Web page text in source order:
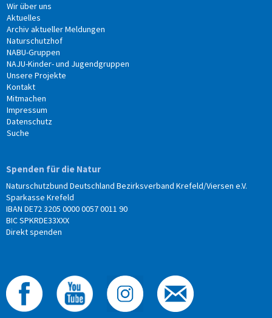
Wir über uns
Aktuelles
Archiv aktueller Meldungen
Naturschutzhof
NABU-Gruppen
NAJU-Kinder- und Jugendgruppen
Unsere Projekte
Kontakt
Mitmachen
Impressum
Datenschutz
Suche
Spenden für die Natur
Naturschutzbund Deutschland Bezirksverband Krefeld/Viersen e.V.
Sparkasse Krefeld
IBAN DE72 3205 0000 0057 0011 90
BIC SPKRDE33XXX
Direkt spenden